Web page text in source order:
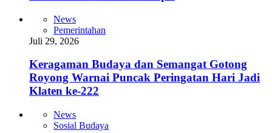
News
Pemerintahan
Juli 29, 2026
Keragaman Budaya dan Semangat Gotong
Royong Warnai Puncak Peringatan Hari Jadi
Klaten ke-222
News
Sosial Budaya